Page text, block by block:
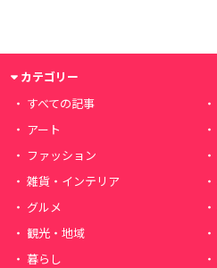
カテゴリー
すべての記事
アート
ファッション
雑貨・インテリア
グルメ
観光・地域
暮らし